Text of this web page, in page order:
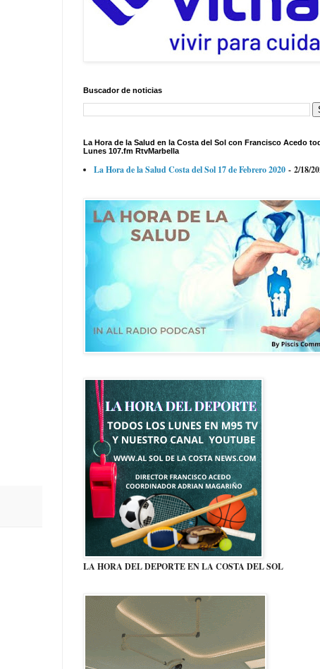
Buscador de noticias
La Hora de la Salud en la Costa del Sol con Francisco Acedo
Lunes 107.fm RtvMarbella
La Hora de la Salud Costa del Sol 17 de Febrero 2020 - 2/18/
LA HORA DEL DEPORTE EN LA COSTA DEL SOL